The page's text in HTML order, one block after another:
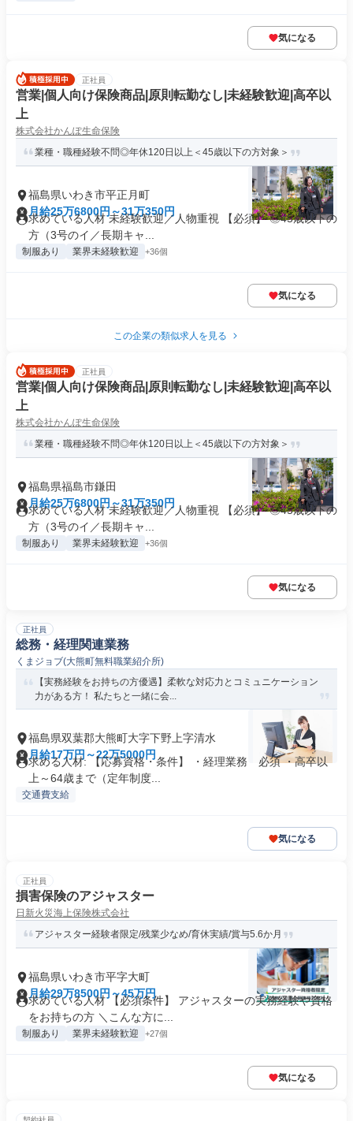
気になる
正社員
営業|個人向け保険商品|原則転勤なし|未経験歓迎|高卒以
上
株式会社かんぽ生命保険
業種・職種経験不問◎年休120日以上＜45歳以下の方対象＞
福島県いわき市平正月町
月給25万6800円～31万350円
求めている人材 未経験歓迎／人物重視 【必須】 ◎45歳以下の
方（3号のイ／長期キャ...
制服あり 業界未経験歓迎 +36個
気になる
この企業の類似求人を見る
正社員
営業|個人向け保険商品|原則転勤なし|未経験歓迎|高卒以
上
株式会社かんぽ生命保険
業種・職種経験不問◎年休120日以上＜45歳以下の方対象＞
福島県福島市鎌田
月給25万6800円～31万350円
求めている人材 未経験歓迎／人物重視 【必須】 ◎45歳以下の
方（3号のイ／長期キャ...
制服あり 業界未経験歓迎 +36個
気になる
正社員
総務・経理関連業務
くまジョブ(大熊町無料職業紹介所)
【実務経験をお持ちの方優遇】柔軟な対応力とコミュニケーション
力がある方！ 私たちと一緒に会...
福島県双葉郡大熊町大字下野上字清水
月給17万円～22万5000円
求める人材: 【応募資格・条件】 ・経理業務 必須 ・高卒以
上～64歳まで（定年制度...
交通費支給
気になる
正社員
損害保険のアジャスター
日新火災海上保険株式会社
アジャスター経験者限定/残業少なめ/育休実績/賞与5.6か月
福島県いわき市平字大町
月給29万8500円～45万円
求めている人材 【必須条件】 アジャスターの実務経験や資格
をお持ちの方 ＼こんな方に...
制服あり 業界未経験歓迎 +27個
気になる